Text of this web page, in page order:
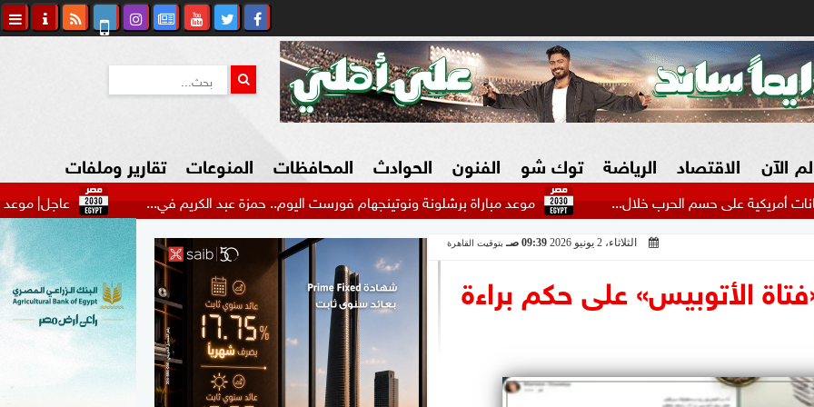
الآن الاقتصاد
الزراعة فى مصر
المسؤولية المجتمعية
الرياضة
بطولات عربية
بطولات عالمية
توك شو الفنون الحوادث
شكاوي المواطن
المحافظات المنوعات
السياحة في مصر
التكنولوجيا
المرأة والأسرة
السيارات
تقارير وملفات
عاجل| موعد الظهور موعد مباراة برشلونة ونوتينجهام فورست اليوم.. حمزة عبد الكريم في... حسم الحرب خلال...
الثلاثاء، 2 يونيو 2026 09:39 صـ بتوقيت القاهرة
الأتوبيس» على حكم براءة